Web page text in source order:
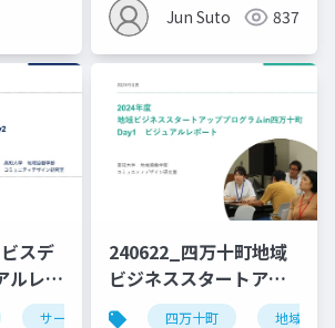
Jun Suto 837
スデ
ルレポ
用 サービスデザイン デザイン思考
240622_四万十町地域
ビジネススタートアッ
ププログラム_vol.1
四万十町 地域ビジ